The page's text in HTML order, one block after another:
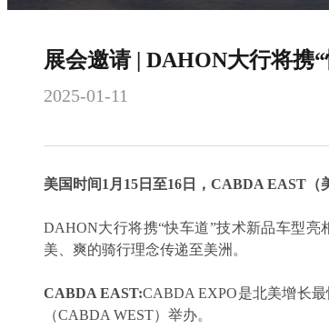
展会邀请 | DAHON大行将携
2025-01-11
美国时间1月15日至16日，CABDA EAST（
DAHON大行将携“快车道”技术新品车型亮
美、爽的骑行理念传递至美洲。
CABDA EAST:CABDA EXPO是北美增长
（CABDA WEST）举办。